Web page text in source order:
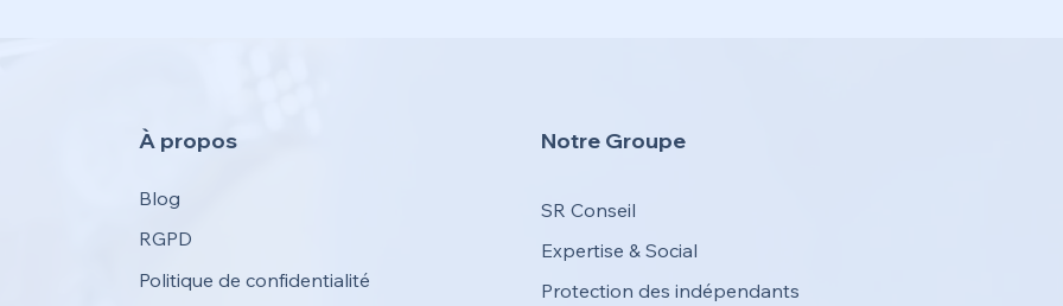
À propos
Blog
RGPD
Politique de confidentialité
Notre Groupe
SR Conseil
Expertise & Social
Protection des indépendants